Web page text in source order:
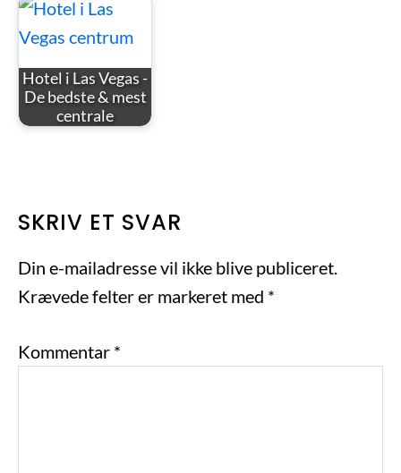
Hotel i Las Vegas -
De bedste & mest
centrale
LÆSERINTERAKTIONER
SKRIV ET SVAR
Din e-mailadresse vil ikke blive publiceret.
Krævede felter er markeret med *
Kommentar *